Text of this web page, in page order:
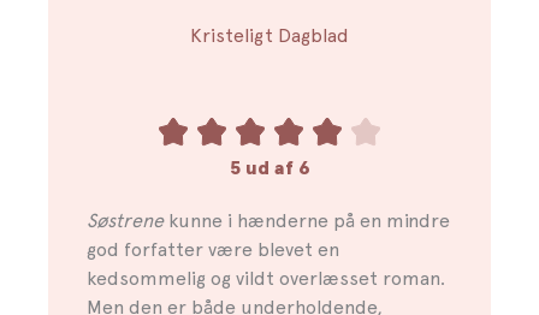
komplekse og ubrydelige bånd.
– SR Kulturnytt
Kristeligt Dagblad
5 ud af 6
Søstrene kunne i hænderne på en mindre
god forfatter være blevet en
kedsommelig og vildt overlæsset roman.
Men den er både underholdende,